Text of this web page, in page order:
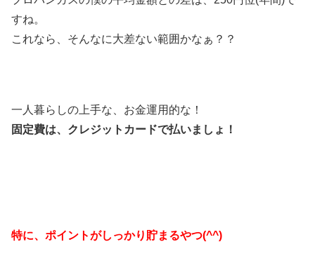
すね。
これなら、そんなに大差ない範囲かなぁ？？
一人暮らしの上手な、お金運用的な！
固定費は、クレジットカードで払いましょ！
特に、ポイントがしっかり貯まるやつ(^^)